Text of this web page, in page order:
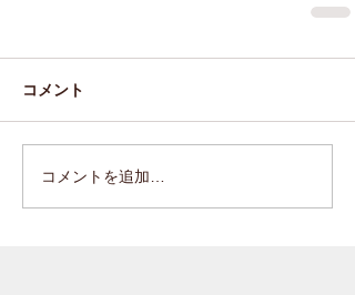
コメント
コメントを追加…